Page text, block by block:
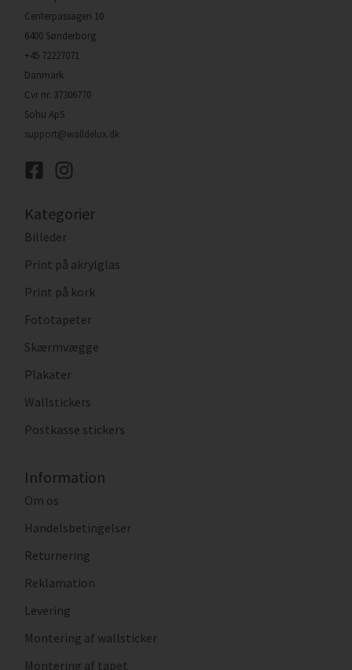
Centerpassagen 10
6400 Sønderborg
+45 72227071
Danmark
Cvr nr. 37306770
Sohu ApS
support@walldelux.dk
Kategorier
Billeder
Print på akrylglas
Print på kork
Fototapeter
Skærmvægge
Plakater
Wallstickers
Postkasse stickers
Information
Om os
Handelsbetingelser
Returnering
Reklamation
Levering
Montering af wallsticker
Montering af tapet